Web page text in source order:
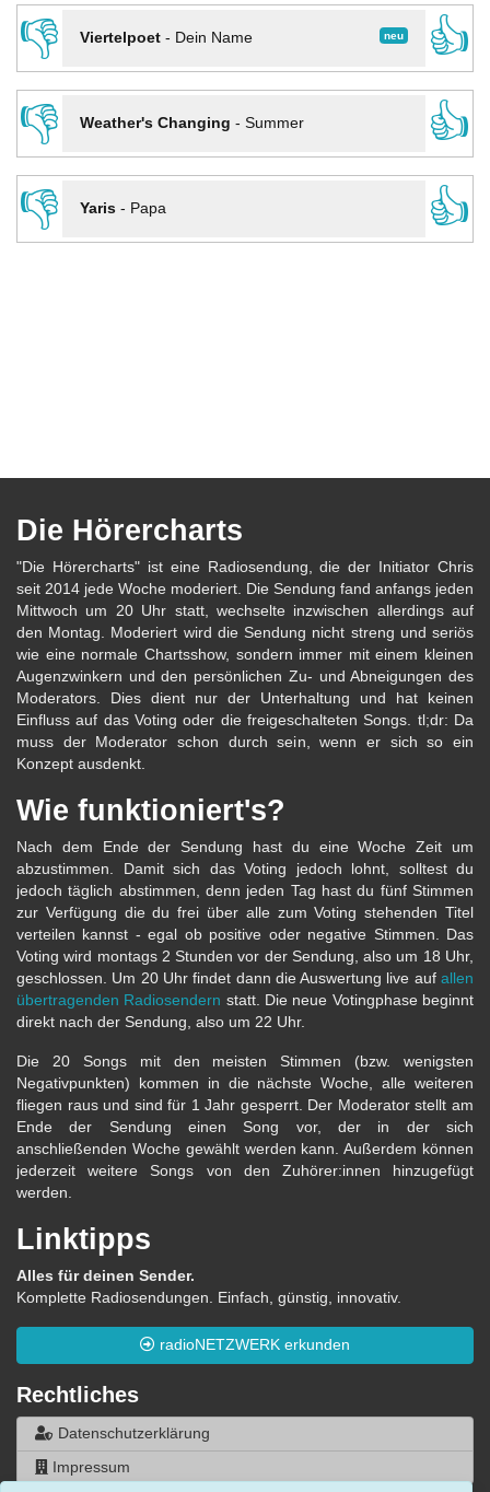
👎
neu
Viertelpoet- Dein Name
👍
👎
Weather's Changing - Summer
👍
👎
Yaris- Papa 👍
Die Hörercharts
"Die Hörercharts" ist eine Radiosendung, die der Initiator Chris
seit 2014 jede Woche moderiert. Die Sendung fand anfangs jeden
Mittwoch um 20 Uhr statt, wechselte inzwischen allerdings auf
den Montag. Moderiert wird die Sendung nicht streng und seriös
wie eine normale Chartsshow, sondern immer mit einem kleinen
Augenzwinkern und den persönlichen Zu- und Abneigungen des
Moderators. Dies dient nur der Unterhaltung und hat keinen
Einfluss auf das Voting oder die freigeschalteten Songs. tl;dr: Da
muss der Moderator schon durch sein, wenn er sich so ein
Konzept ausdenkt.
Wie funktioniert's?
Nach dem Ende der Sendung hast du eine Woche Zeit um
abzustimmen. Damit sich das Voting jedoch lohnt, solltest du
jedoch täglich abstimmen, denn jeden Tag hast du fünf Stimmen
zur Verfügung die du frei über alle zum Voting stehenden Titel
verteilen kannst - egal ob positive oder negative Stimmen. Das
Voting wird montags 2 Stunden vor der Sendung, also um 18 Uhr,
geschlossen. Um 20 Uhr findet dann die Auswertung live auf allen
übertragenden Radiosendern statt. Die neue Votingphase beginnt
direkt nach der Sendung, also um 22 Uhr.
Die 20 Songs mit den meisten Stimmen (bzw. wenigsten
Negativpunkten) kommen in die nächste Woche, alle weiteren
fliegen raus und sind für 1 Jahr gesperrt. Der Moderator stellt am
Ende der Sendung einen Song vor, der in der sich
anschließenden Woche gewählt werden kann. Außerdem können
jederzeit weitere Songs von den Zuhörer:innen hinzugefügt
werden.
Linktipps
Alles für deinen Sender.
Komplette Radiosendungen. Einfach, günstig, innovativ.
radioNETZWERK erkunden
Rechtliches
Datenschutzerklärung
Impressum